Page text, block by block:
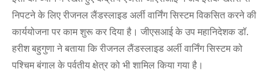
निपटने के लिए रीजनल लैंडस्लाइड अर्ली वार्निंग सिस्टम विकसित करने की
कार्ययोजना पर काम शुरू कर दिया है। जीएसआई के उप महानिदेशक डॉ.
हरीश बहुगुणा ने बताया कि रीजनल लैंडस्लाइड अर्ली वार्निंग सिस्टम को
पश्चिम बंगाल के पर्वतीय क्षेत्र को भी शामिल किया गया है।